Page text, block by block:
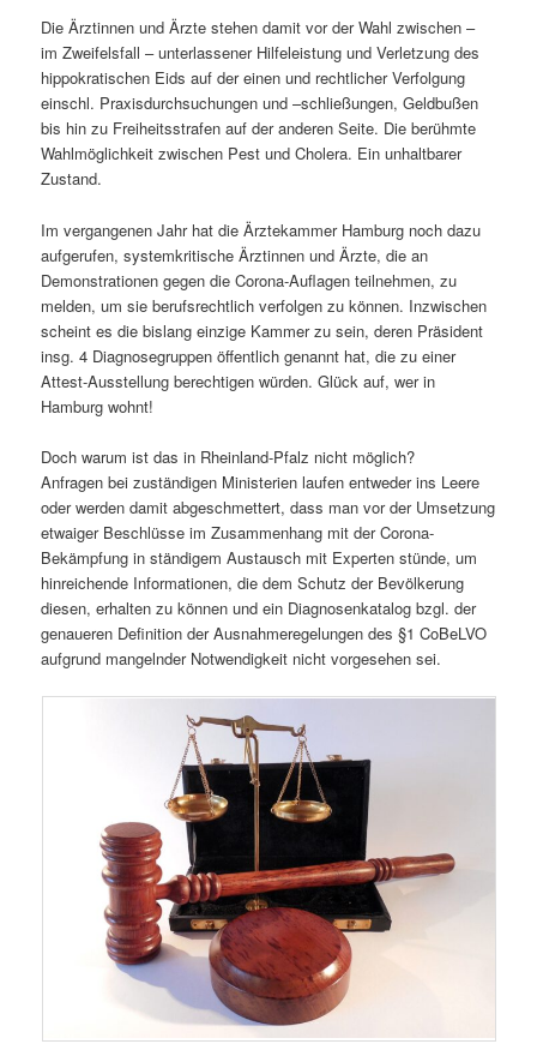
Die Ärztinnen und Ärzte stehen damit vor der Wahl zwischen –
im Zweifelsfall – unterlassener Hilfeleistung und Verletzung des
hippokratischen Eids auf der einen und rechtlicher Verfolgung
einschl. Praxisdurchsuchungen und –schließungen, Geldbußen
bis hin zu Freiheitsstrafen auf der anderen Seite. Die berühmte
Wahlmöglichkeit zwischen Pest und Cholera. Ein unhaltbarer
Zustand.
Im vergangenen Jahr hat die Ärztekammer Hamburg noch dazu
aufgerufen, systemkritische Ärztinnen und Ärzte, die an
Demonstrationen gegen die Corona-Auflagen teilnehmen, zu
melden, um sie berufsrechtlich verfolgen zu können. Inzwischen
scheint es die bislang einzige Kammer zu sein, deren Präsident
insg. 4 Diagnosegruppen öffentlich genannt hat, die zu einer
Attest-Ausstellung berechtigen würden. Glück auf, wer in
Hamburg wohnt!
Doch warum ist das in Rheinland-Pfalz nicht möglich?
Anfragen bei zuständigen Ministerien laufen entweder ins Leere
oder werden damit abgeschmettert, dass man vor der Umsetzung
etwaiger Beschlüsse im Zusammenhang mit der Corona-
Bekämpfung in ständigem Austausch mit Experten stünde, um
hinreichende Informationen, die dem Schutz der Bevölkerung
diesen, erhalten zu können und ein Diagnosenkatalog bzgl. der
genaueren Definition der Ausnahmeregelungen des §1 CoBeLVO
aufgrund mangelnder Notwendigkeit nicht vorgesehen sei.